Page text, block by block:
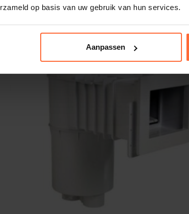
op basis van uw gebruik van hun services.
Aanpassen
regeling